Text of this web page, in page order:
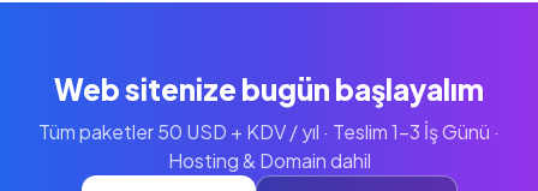
Web sitenize bugün başlayalım
Tüm paketler 50 USD + KDV / yıl · Teslim 1-3 İş Günü ·
Hosting & Domain dahil